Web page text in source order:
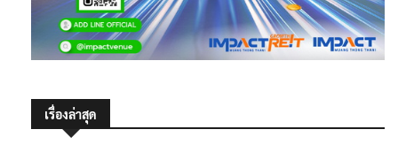
เรื่องล่าสุด